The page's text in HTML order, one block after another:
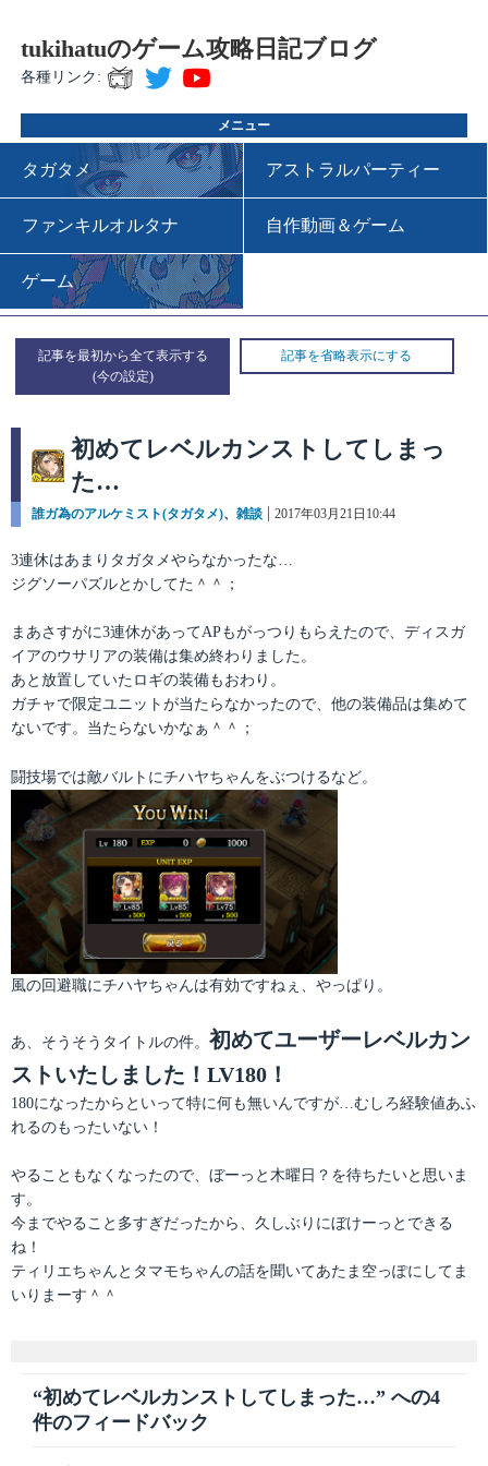
tukihatuのゲーム攻略日記ブログ
各種リンク:
メニュー
タガタメ アストラルパーティー
ファンキルオルタナ 自作動画＆ゲーム
ゲーム
記事を最初から全て表示する 記事を省略表示にする
初めてレベルカンストしてしまっ
た…
カ
ゴ
リ
誰ガ為のアルケミスト(タガタメ)、 雑談
投
日:
2017年03月21日10:44
3連休はあまりタガタメやらなかったな…
ジグソーパズルとかしてた＾＾；
まあさすがに3連休があってAPもがっつりもらえたので、ディスガ
イアのウサリアの装備は集め終わりました。
あと放置していたロギの装備もおわり。
ガチャで限定ユニットが当たらなかったので、他の装備品は集めて
ないです。当たらないかなぁ＾＾；
闘技場では敵バルトにチハヤちゃんをぶつけるなど。
風の回避職にチハヤちゃんは有効ですねぇ、やっぱり。
あ、そうそうタイトルの件。 初めてユーザーレベルカン
ストいたしました！LV180！
180になったからといって特に何も無いんですが…むしろ経験値あふ
れるのもったいない！
やることもなくなったので、ぼーっと木曜日？を待ちたいと思いま
す。
今までやること多すぎだったから、久しぶりにぼけーっとできる
ね！
ティリエちゃんとタマモちゃんの話を聞いてあたま空っぽにしてま
いりまーす＾＾
“初めてレベルカンストしてしまった…” への4
件のフィードバック